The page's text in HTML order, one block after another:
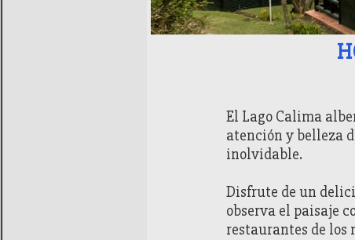
El Lago Calima
atención y belleza
inolvidable.
Disfrute de un
observa el paisaje
restaurantes de los